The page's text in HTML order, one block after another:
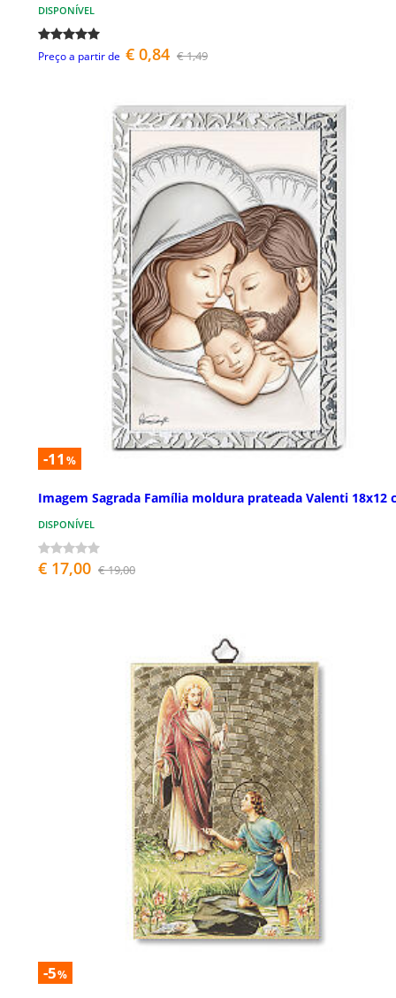
DISPONÍVEL
Preço a partir de € 0,84 € 1,49
-11 %
Imagem Sagrada Família moldura prateada Valenti 18x12
DISPONÍVEL
€ 17,00 € 19,00
-5%